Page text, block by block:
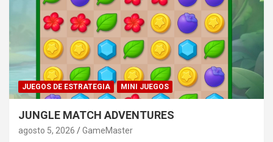
JUEGOS DE ESTRATEGIA MINI JUEGOS
JUNGLE MATCH ADVENTURES
agosto 5, 2026 GameMaster